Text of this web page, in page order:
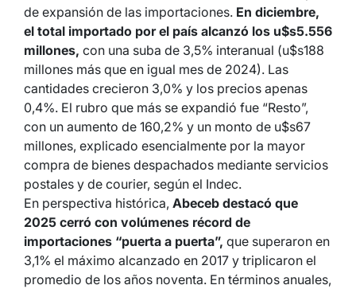
de expansión de las importaciones. En diciembre,
el total importado por el país alcanzó los u$s5.556
millones, con una suba de 3,5% interanual (u$s188
millones más que en igual mes de 2024). Las
cantidades crecieron 3,0% y los precios apenas
0,4%. El rubro que más se expandió fue “Resto”,
con un aumento de 160,2% y un monto de u$s67
millones, explicado esencialmente por la mayor
compra de bienes despachados mediante servicios
postales y de courier, según el Indec.
En perspectiva histórica, Abeceb destacó que
2025 cerró con volúmenes récord de
importaciones “puerta a puerta”, que superaron en
3,1% el máximo alcanzado en 2017 y triplicaron el
promedio de los años noventa. En términos anuales,